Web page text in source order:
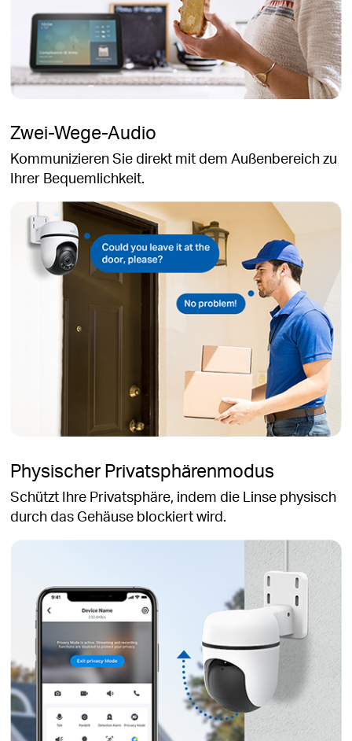
Zwei-Wege-Audio
Kommunizieren Sie direkt mit dem Außenbereich zu
Ihrer Bequemlichkeit.
Physischer Privatsphärenmodus
Schützt Ihre Privatsphäre, indem die Linse physisch
durch das Gehäuse blockiert wird.